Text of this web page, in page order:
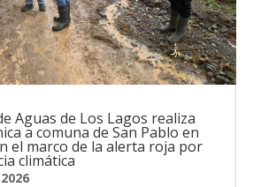
Aguas de Los Lagos realiza
a comuna de San Pablo en
el marco de la alerta roja por
climática